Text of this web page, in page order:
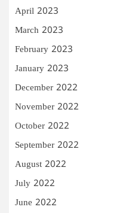
April 2023
March 2023
February 2023
January 2023
December 2022
November 2022
October 2022
September 2022
August 2022
July 2022
June 2022